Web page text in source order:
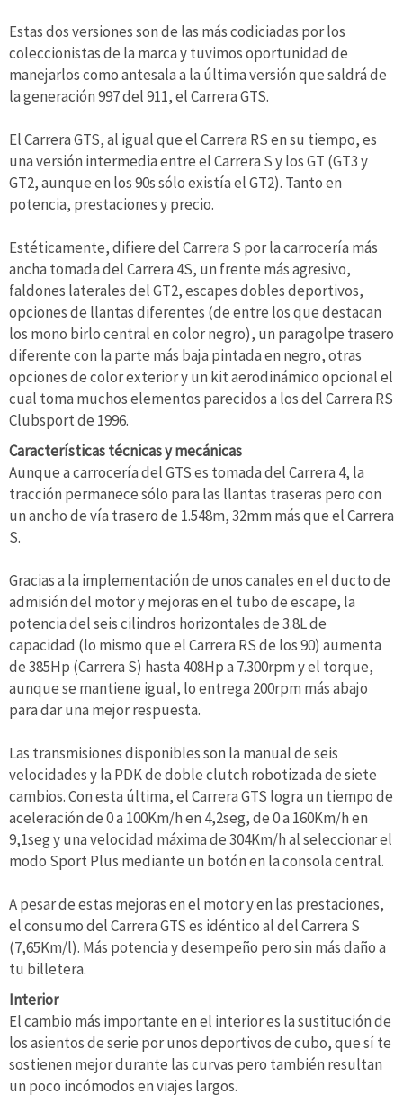
Estas dos versiones son de las más codiciadas por los
coleccionistas de la marca y tuvimos oportunidad de
manejarlos como antesala a la última versión que saldrá de
la generación 997 del 911, el Carrera GTS.
El Carrera GTS, al igual que el Carrera RS en su tiempo, es
una versión intermedia entre el Carrera S y los GT (GT3 y
GT2, aunque en los 90s sólo existía el GT2). Tanto en
potencia, prestaciones y precio.
Estéticamente, difiere del Carrera S por la carrocería más
ancha tomada del Carrera 4S, un frente más agresivo,
faldones laterales del GT2, escapes dobles deportivos,
opciones de llantas diferentes (de entre los que destacan
los mono birlo central en color negro), un paragolpe trasero
diferente con la parte más baja pintada en negro, otras
opciones de color exterior y un kit aerodinámico opcional el
cual toma muchos elementos parecidos a los del Carrera RS
Clubsport de 1996.
Características técnicas y mecánicas
Aunque a carrocería del GTS es tomada del Carrera 4, la
tracción permanece sólo para las llantas traseras pero con
un ancho de vía trasero de 1.548m, 32mm más que el Carrera
S.
Gracias a la implementación de unos canales en el ducto de
admisión del motor y mejoras en el tubo de escape, la
potencia del seis cilindros horizontales de 3.8L de
capacidad (lo mismo que el Carrera RS de los 90) aumenta
de 385Hp (Carrera S) hasta 408Hp a 7.300rpm y el torque,
aunque se mantiene igual, lo entrega 200rpm más abajo
para dar una mejor respuesta.
Las transmisiones disponibles son la manual de seis
velocidades y la PDK de doble clutch robotizada de siete
cambios. Con esta última, el Carrera GTS logra un tiempo de
aceleración de 0 a 100Km/h en 4,2seg, de 0 a 160Km/h en
9,1seg y una velocidad máxima de 304Km/h al seleccionar el
modo Sport Plus mediante un botón en la consola central.
A pesar de estas mejoras en el motor y en las prestaciones,
el consumo del Carrera GTS es idéntico al del Carrera S
(7,65Km/l). Más potencia y desempeño pero sin más daño a
tu billetera.
Interior
El cambio más importante en el interior es la sustitución de
los asientos de serie por unos deportivos de cubo, que sí te
sostienen mejor durante las curvas pero también resultan
un poco incómodos en viajes largos.